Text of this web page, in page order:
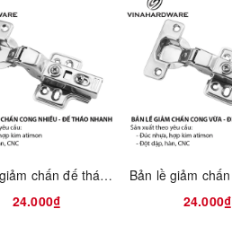
Bản lề giảm chấn đế tháo nhanh - loại cong nhiều 1201.2.01043
24.000₫
24.000₫